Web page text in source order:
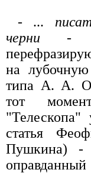
- ...
черни -
на лубочную
типа А. А.
тот
"Телескопа"
статья
Пушкина) -